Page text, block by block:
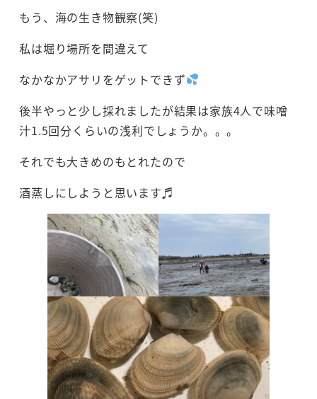
もう、海の生き物観察(笑)
私は堀り場所を間違えて
なかなかアサリをゲットできず
後半やっと少し採れましたが結果は家族4人で味噌
汁1.5回分くらいの浅利でしょうか。。。
それでも大きめのもとれたので
酒蒸しにしようと思います♬